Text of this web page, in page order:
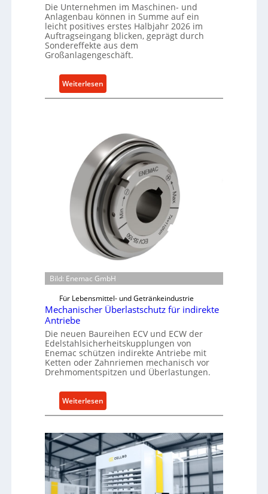
Die Unternehmen im Maschinen- und
Anlagenbau können in Summe auf ein
leicht positives erstes Halbjahr 2026 im
Auftragseingang blicken, geprägt durch
Sondereffekte aus dem
Großanlagengeschäft.
Weiterlesen
M
h
i
n
e
n
b
a
u
-
B
e
s
t
e
l
u
n
g
5
ü
b
r
V
Bild: Enemac GmbH
Für Lebensmittel- und Getränkeindustrie
Mechanischer Überlastschutz für indirekte
Antriebe
Die neuen Baureihen ECV und ECW der
Edelstahlsicherheitskupplungen von
Enemac schützen indirekte Antriebe mit
Ketten oder Zahnriemen mechanisch vor
Drehmomentspitzen und Überlastungen.
Weiterlesen
M
c
h
n
i